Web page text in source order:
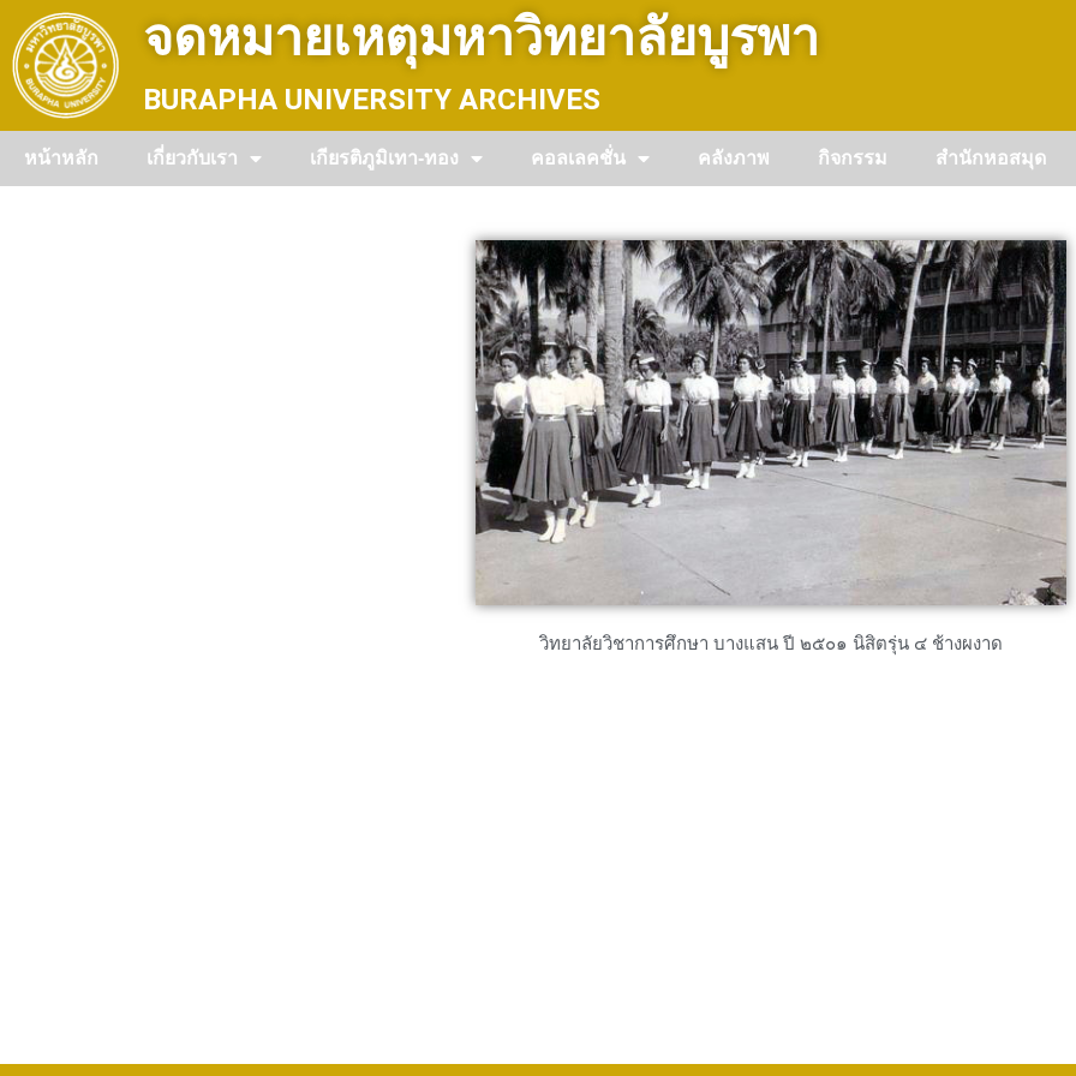
content
จดหมายเหตุมหาวิทยาลัยบูรพา
BURAPHA UNIVERSITY ARCHIVES
หน้าหลัก เกี่ยวกับเรา เกียรติภูมิเทา-ทอง คอลเลคชั่น คลังภาพ กิจกรรม สำนักหอสมุด
วิทยาลัยวิชาการศึกษา บางแสน ปี ๒๕๐๑ นิสิตรุ่น ๔ ช้างผงาด